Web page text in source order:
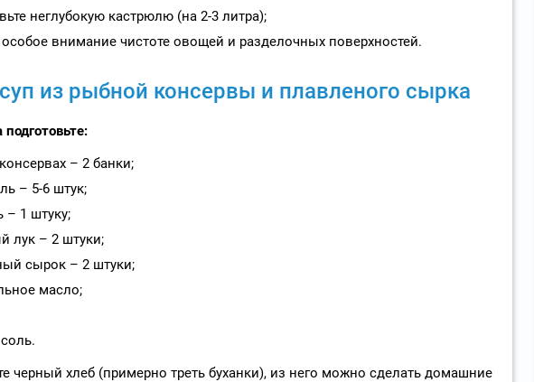
неглубокую кастрюлю (на 2-3 литра);
особое внимание чистоте овощей и разделочных поверхностей.
из рыбной консервы и плавленого сырка
– 2 банки;
– 5-6 штук;
– 1 штуку;
лук – 2 штуки;
сырок – 2 штуки;
масло;
черный хлеб (примерно треть буханки), из него можно сделать домашние